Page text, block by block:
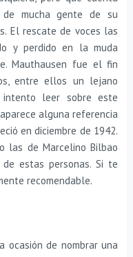
mucha gente de su
El rescate de voces las
y perdido en la muda
Mauthausen fue el fin
entre ellos un lejano
intento leer sobre este
alguna referencia
en diciembre de 1942.
las de Marcelino Bilbao
estas personas. Si te
recomendable.
ocasión de nombrar una